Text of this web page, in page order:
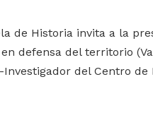
de Historia invita a la
defensa del territorio
Investigador del Centro